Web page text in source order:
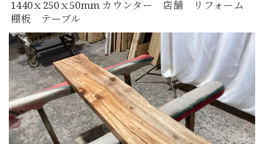
1440ｘ250ｘ50mm カウンター 店舗 リフォーム
棚板 テーブル